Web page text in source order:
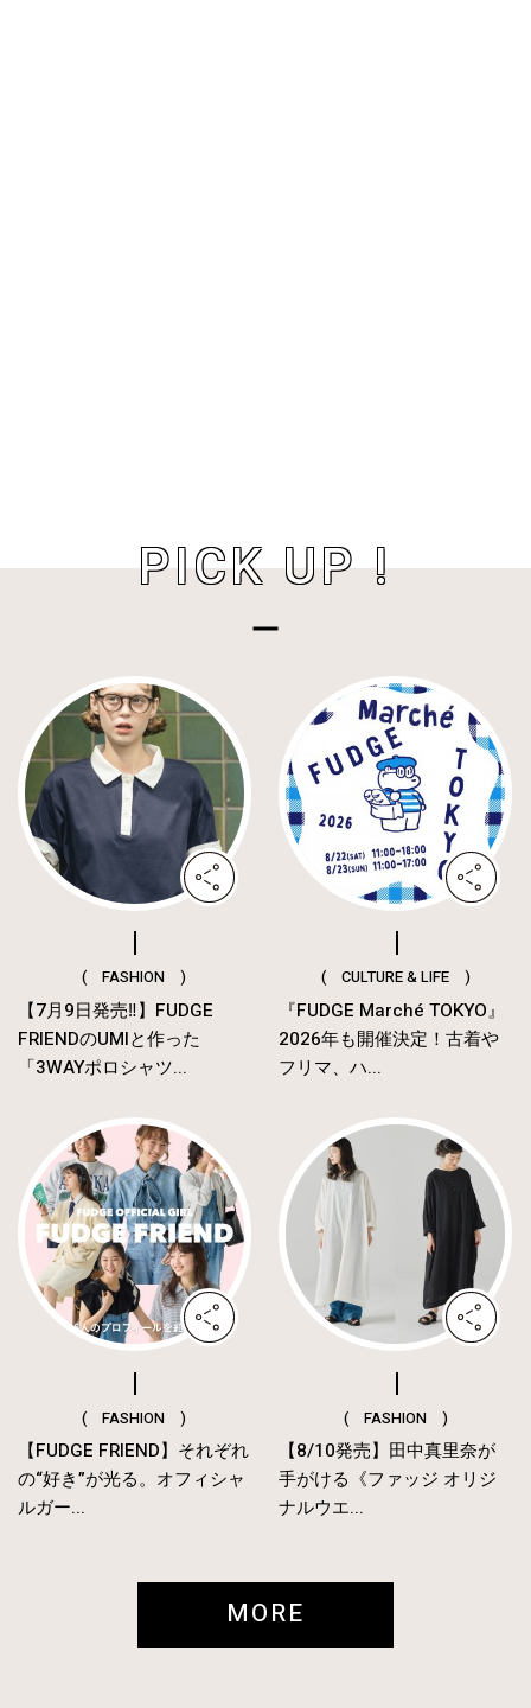
PICK UP !
( FASHION )
【7月9日発売‼︎】FUDGE
FRIENDのUMIと作った
「3WAYポロシャツ...
( CULTURE & LIFE )
『FUDGE Marché TOKYO』
2026年も開催決定！古着や
フリマ、ハ...
( FASHION )
【FUDGE FRIEND】それぞれ
の“好き”が光る。オフィシャ
ルガー...
( FASHION )
【8/10発売】田中真里奈が
手がける《ファッジ オリジ
ナルウエ...
MORE